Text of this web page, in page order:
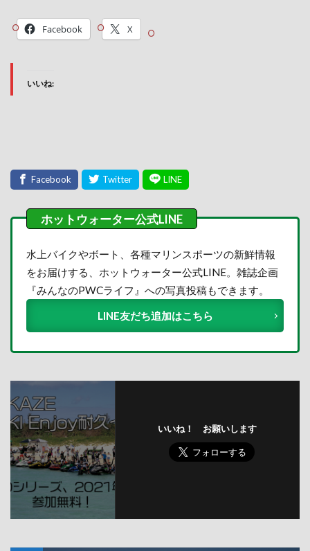
Facebook X
いいね:
水上バイクやボート、各種マリンスポーツの新鮮情報
をお届けする、ホットウォーター公式LINE。雑誌企画
『みんなのPWCライフ』への写真投稿もできます。
LINE友だち追加はこちら
いいね！ お願いします